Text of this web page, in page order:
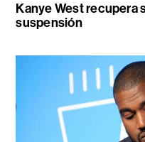
Kanye West recupera
suspensión